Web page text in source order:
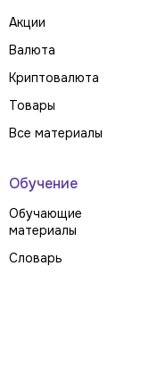
Акции
Валюта
Криптовалюта
Товары
Все материалы
Обучение
Обучающие
материалы
Словарь